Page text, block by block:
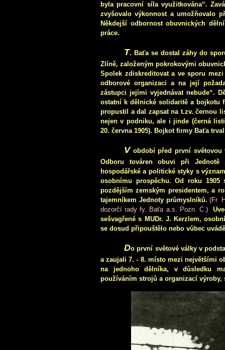
byla pracovní síla využitkována“.
zvyšovalo výkonnost a umožňovalo
Někdejší odbornost obuvnických
práce.
T. Baťa se dostal záhy do
Zlíně, založeným pokrokovými
Spolek zdiskreditovat a ve sporu
odborové organizaci a na její
zástupci jejími vyjednávat nebude“.
ostatní k dělnické solidaritě a bojkotu
propustil a dal zapsat na t.zv. černou
nejen v podniku, ale i jinde (černá
20. června 1905). Bojkot firmy Baťa
V období před první světovou
Odboru továren obuvi při Jednotě
hospodářské a politické styky s
osobnímu prospěchu. Od roku
pozdějším zemským presidentem, a
tajemníkem Jednoty průmyslníků. (Fr.
dozorčí rady fy. Baťa a.s. Pozn. C.)
sešvagřené s MUDr. J. Kerzlem,
se dosud připouštělo nebo vůbec
Do první světové války v
a zaujali 7. - 8. místo mezi největšími
na jednoho dělníka, v důsledku
používáním strojů a organizací výroby,